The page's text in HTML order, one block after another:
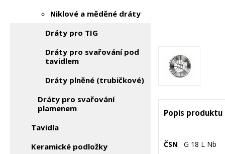
Niklové a měděné dráty
Dráty pro TIG
Dráty pro svařování pod
tavidlem
Dráty plněné (trubičkové)
Dráty pro svařování
plamenem
Tavidla
Keramické podložky
Popis produktu
ČSN G 18 L Nb